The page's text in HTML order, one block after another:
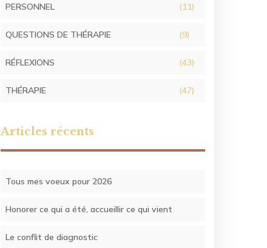
PERSONNEL (11)
QUESTIONS DE THÉRAPIE (9)
RÉFLEXIONS (43)
THÉRAPIE (47)
Articles récents
Tous mes voeux pour 2026
Honorer ce qui a été, accueillir ce qui vient
Le conflit de diagnostic